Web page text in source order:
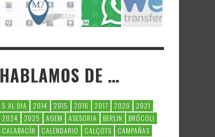
HABLAMOS DE …
5 AL DIA 2014 2015 2016 2017 2020
2021
2024
2025 AGEM ASESORIA BERLIN
BRÓCOLI
CALABACÍN
CALENDARIO CALÇOTS
CAMPAÑAS